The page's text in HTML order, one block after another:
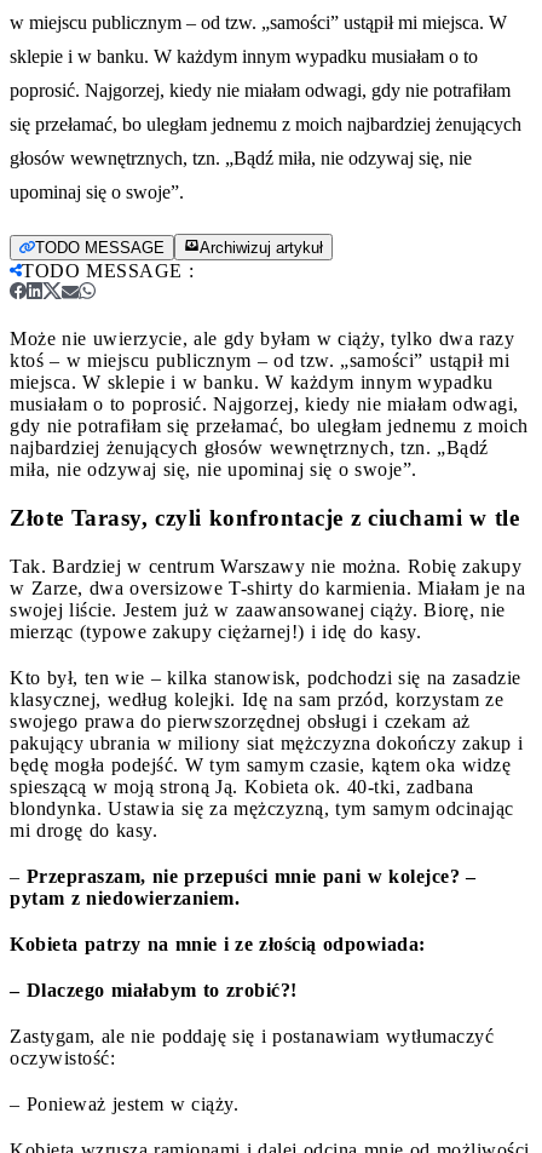
w miejscu publicznym – od tzw. „samości” ustąpił mi miejsca. W
sklepie i w banku. W każdym innym wypadku musiałam o to
poprosić. Najgorzej, kiedy nie miałam odwagi, gdy nie potrafiłam
się przełamać, bo uległam jednemu z moich najbardziej żenujących
głosów wewnętrznych, tzn. „Bądź miła, nie odzywaj się, nie
upominaj się o swoje”.
TODO MESSAGE Archiwizuj artykuł
TODO MESSAGE :
Może nie uwierzycie, ale gdy byłam w ciąży, tylko dwa razy
ktoś – w miejscu publicznym – od tzw. „samości” ustąpił mi
miejsca. W sklepie i w banku. W każdym innym wypadku
musiałam o to poprosić. Najgorzej, kiedy nie miałam odwagi,
gdy nie potrafiłam się przełamać, bo uległam jednemu z moich
najbardziej żenujących głosów wewnętrznych, tzn. „Bądź
miła, nie odzywaj się, nie upominaj się o swoje”.
Złote Tarasy, czyli konfrontacje z ciuchami w tle
Tak. Bardziej w centrum Warszawy nie można. Robię zakupy
w Zarze, dwa oversizowe T-shirty do karmienia. Miałam je na
swojej liście. Jestem już w zaawansowanej ciąży. Biorę, nie
mierząc (typowe zakupy ciężarnej!) i idę do kasy.
Kto był, ten wie – kilka stanowisk, podchodzi się na zasadzie
klasycznej, według kolejki. Idę na sam przód, korzystam ze
swojego prawa do pierwszorzędnej obsługi i czekam aż
pakujący ubrania w miliony siat mężczyzna dokończy zakup i
będę mogła podejść. W tym samym czasie, kątem oka widzę
spieszącą w moją stroną Ją. Kobieta ok. 40-tki, zadbana
blondynka. Ustawia się za mężczyzną, tym samym odcinając
mi drogę do kasy.
– Przepraszam, nie przepuści mnie pani w kolejce? –
pytam z niedowierzaniem.
Kobieta patrzy na mnie i ze złością odpowiada:
– Dlaczego miałabym to zrobić?!
Zastygam, ale nie poddaję się i postanawiam wytłumaczyć
oczywistość:
– Ponieważ jestem w ciąży.